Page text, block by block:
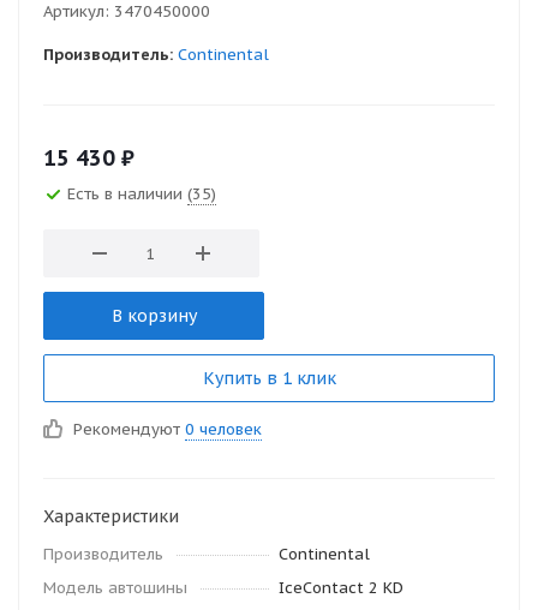
Артикул: 3470450000
Производитель: Continental
15 430 ₽
Есть в наличии (35)
В корзину
Купить в 1 клик
Рекомендуют 0 человек
Характеристики
Производитель
Continental
Модель автошины
IceContact 2 KD